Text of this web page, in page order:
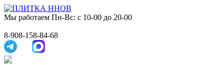
Мы работаем Пн-Вс: с 10-00 до 20-00
8-908-158-84-68